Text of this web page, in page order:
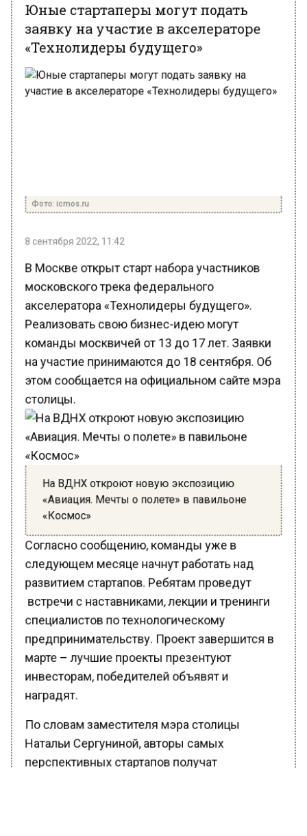
заявку на участие в акселераторе
«Технолидеры будущего»
московского трека федерального
акселератора «Технолидеры будущего».
Реализовать свою бизнес-идею могут
команды москвичей от 13 до 17 лет. Заявки
на участие принимаются до 18 сентября. Об
этом сообщается на официальном сайте мэра
На ВДНХ откроют новую экспозицию
«Авиация. Мечты о полете» в павильоне
«Космос»
Согласно сообщению, команды уже в
следующем месяце начнут работать над
развитием стартапов. Ребятам проведут
встречи с наставниками, лекции и тренинги
специалистов по технологическому
предпринимательству. Проект завершится в
марте – лучшие проекты презентуют
инвесторам, победителей объявят и
наградят.
По словам заместителя мэра столицы
Натальи Сергуниной, авторы самых
перспективных стартапов получат